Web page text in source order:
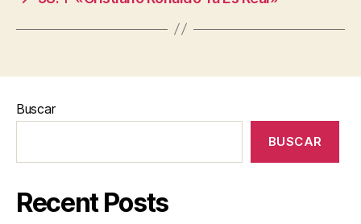
Buscar
BUSCAR
Recent Posts